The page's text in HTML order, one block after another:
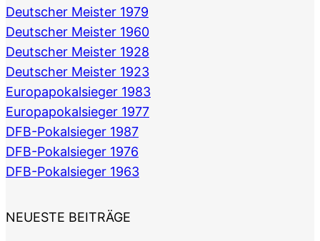
Deutscher Meister 1979
Deutscher Meister 1960
Deutscher Meister 1928
Deutscher Meister 1923
Europapokalsieger 1983
Europapokalsieger 1977
DFB-Pokalsieger 1987
DFB-Pokalsieger 1976
DFB-Pokalsieger 1963
NEUESTE BEITRÄGE